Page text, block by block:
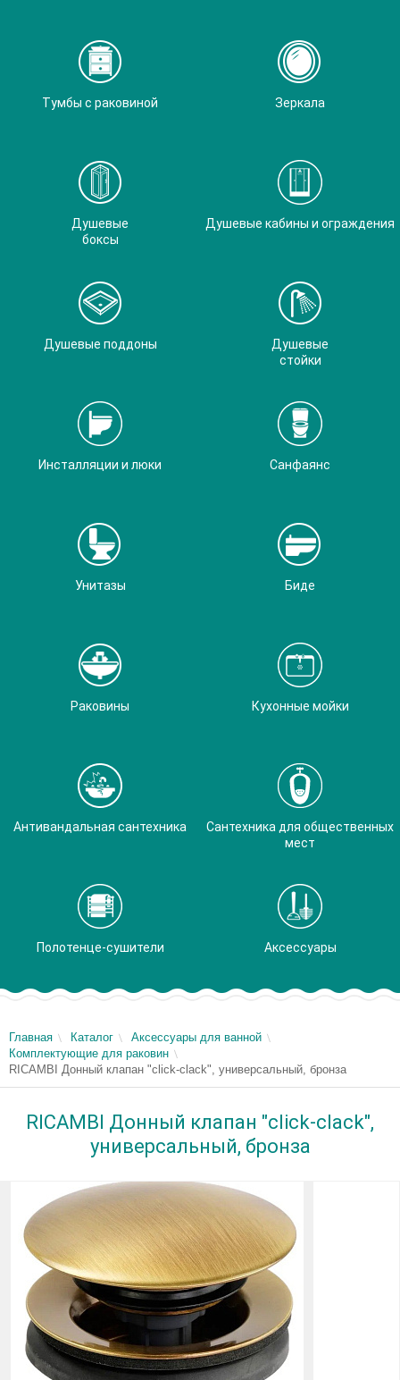
Тумбы с раковиной Зеркала
Душевые
боксы
Душевые кабины и ограждения
Душевые поддоны
Душевые
стойки
Инсталляции и люки Санфаянс
Унитазы Биде
Раковины Кухонные мойки
Антивандальная сантехника
Сантехника для общественных
мест
Полотенце-сушители Аксессуары
Главная Каталог
Аксессуары для ванной
Комплектующие для раковин
RICAMBI Донный клапан "click-clack", универсальный, бронза
RICAMBI Донный клапан "click-clack",
универсальный, бронза